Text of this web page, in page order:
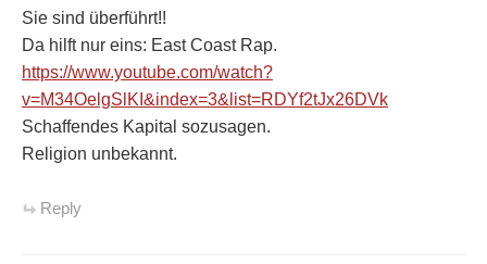
Sie sind überführt!!
Da hilft nur eins: East Coast Rap.
https://www.youtube.com/watch?
v=M34OelgSlKI&index=3&list=RDYf2tJx26DVk
Schaffendes Kapital sozusagen.
Religion unbekannt.
Reply